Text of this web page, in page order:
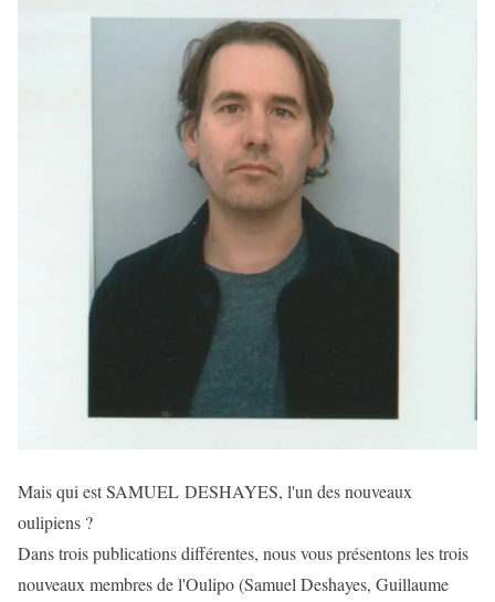
Mais qui est SAMUEL DESHAYES, l'un des nouveaux
oulipiens ?
Dans trois publications différentes, nous vous présentons les trois
nouveaux membres de l'Oulipo (Samuel Deshayes, Guillaume